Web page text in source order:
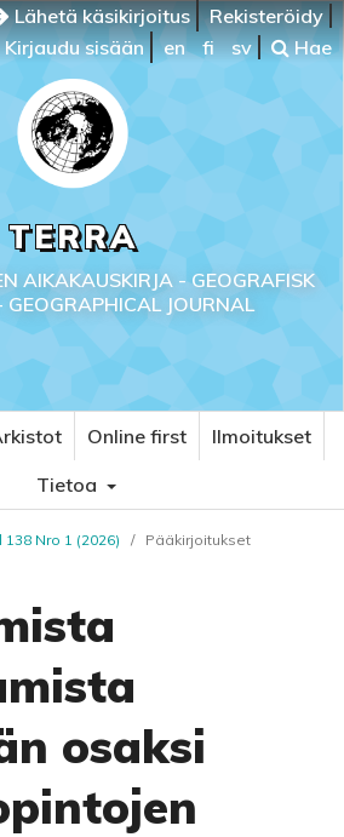
Lähetä käsikirjoitus
Rekisteröidy
Kirjaudu sisään
en fi sv Hae
TERRA
AIKAKAUSKIRJA - GEOGRAFISK
GEOGRAPHICAL JOURNAL
Online first
Ilmoitukset
Tietoa
138 Nro 1 (2026) / Pääkirjoitukset
osaksi